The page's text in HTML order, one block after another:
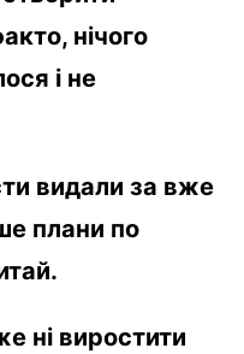
нічого
і не
видали за вже
плани по
ні виростити